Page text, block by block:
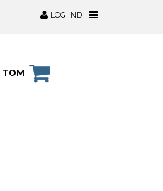
LOG IND
TOM